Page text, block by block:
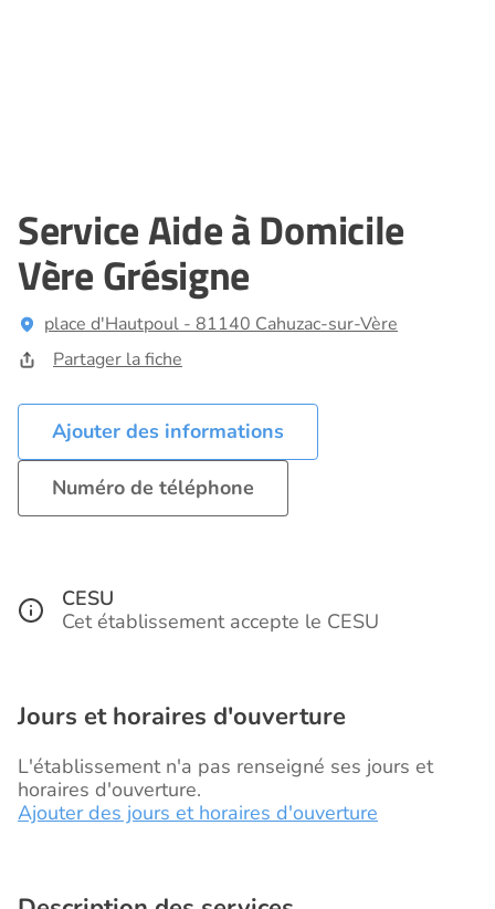
Service Aide à Domicile
Vère Grésigne
place d'Hautpoul - 81140 Cahuzac-sur-Vère
Partager la fiche
Ajouter des informations
Numéro de téléphone
CESU
Cet établissement accepte le CESU
Jours et horaires d'ouverture
L'établissement n'a pas renseigné ses jours et
horaires d'ouverture.
Ajouter des jours et horaires d'ouverture